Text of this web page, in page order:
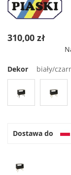
310,00 zł
Dekor biały/
Dostawa do